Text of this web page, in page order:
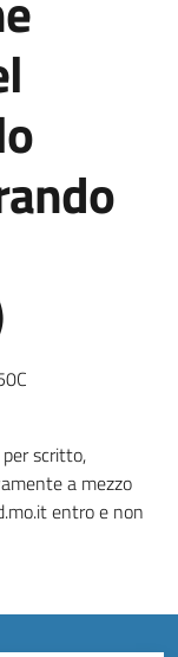
scritto,
a mezzo
entro e non